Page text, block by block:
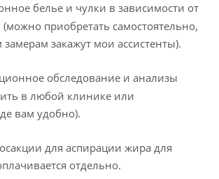
белье и чулки в зависимости от
приобретать самостоятельно,
закажут мои ассистенты).
обследование и анализы
в любой клинике или
вам удобно).
для аспирации жира для
отдельно.